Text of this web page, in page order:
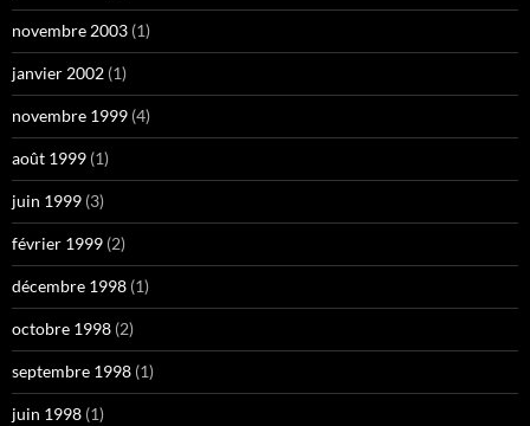
novembre 2003 (1)
janvier 2002 (1)
novembre 1999 (4)
août 1999 (1)
juin 1999 (3)
février 1999 (2)
décembre 1998 (1)
octobre 1998 (2)
septembre 1998 (1)
juin 1998 (1)